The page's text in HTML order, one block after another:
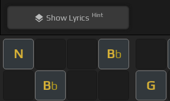
ShowLyrics Hint
N Bb
Bb G